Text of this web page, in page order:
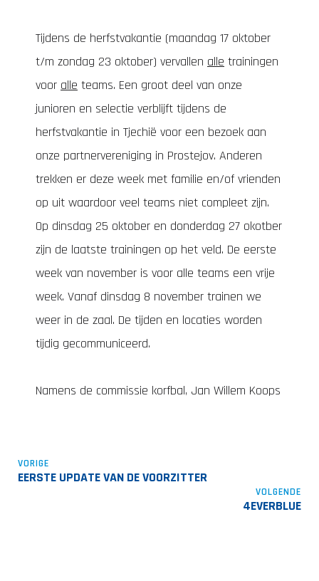
Tijdens de herfstvakantie (maandag 17 oktober
t/m zondag 23 oktober) vervallen alle trainingen
voor alle teams. Een groot deel van onze
junioren en selectie verblijft tijdens de
herfstvakantie in Tjechië voor een bezoek aan
onze partnervereniging in Prostejov. Anderen
trekken er deze week met familie en/of vrienden
op uit waardoor veel teams niet compleet zijn.
Op dinsdag 25 oktober en donderdag 27 okotber
zijn de laatste trainingen op het veld. De eerste
week van november is voor alle teams een vrije
week. Vanaf dinsdag 8 november trainen we
weer in de zaal. De tijden en locaties worden
tijdig gecommuniceerd.
Namens de commissie korfbal, Jan Willem Koops
VORIGE
EERSTE UPDATE VAN DE VOORZITTER
VOLGENDE
4EVERBLUE